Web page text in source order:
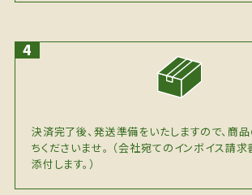
決済完了後、発送準備をいたしますので、商
ちくださいませ。 （会社宛てのインボイス請
添付します。）